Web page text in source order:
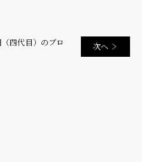
四代目）のブロ 次へ